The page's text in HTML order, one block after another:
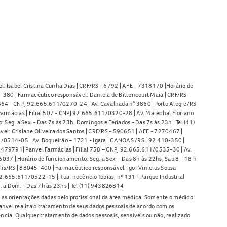
Cristina Cunha Dias | CRF/RS - 6792 | AFE - 7318170 |Horário de
| Farmacêutico responsável: Daniela de Bittencourt Maia | CRF/RS -
- CNPJ 92.665.611/0270-24 | Av. Cavalhada n° 3860 | Porto Alegre/RS
| Filial 507 - CNPJ 92.665.611/0320-28 | Av. Marechal Floriano
a Sex. - Das 7s às 23h. Domingos e Feriados - Das 7s às 23h | Tel (41)
Crislane Oliveira dos Santos | CRF/RS - 590651 | AFE - 7270467 |
0514-05 | Av. Boqueirão – 1721 - Igara | CANOAS /RS | 92.410-350 |
Panvel Farmácias | Filial 758 – CNPJ 92.665.611/0535-30 | Av.
| Horário de funcionamento: Seg. a Sex. - Das 8h às 22hs, Sab 8 – 18 h
RS | 88045-400 | Farmacêutico responsável: Igor Vinicius Sousa
0522-15 | Rua Inocêncio Tobias, nº 131 - Parque Industrial
a Dom. - Das 7h às 23hs | Tel (11) 943826814
orientações dadas pelo profissional da área médica. Somente o médico
realiza o tratamento de seus dados pessoais de acordo com os
Qualquer tratamento de dados pessoais, sensíveis ou não, realizado